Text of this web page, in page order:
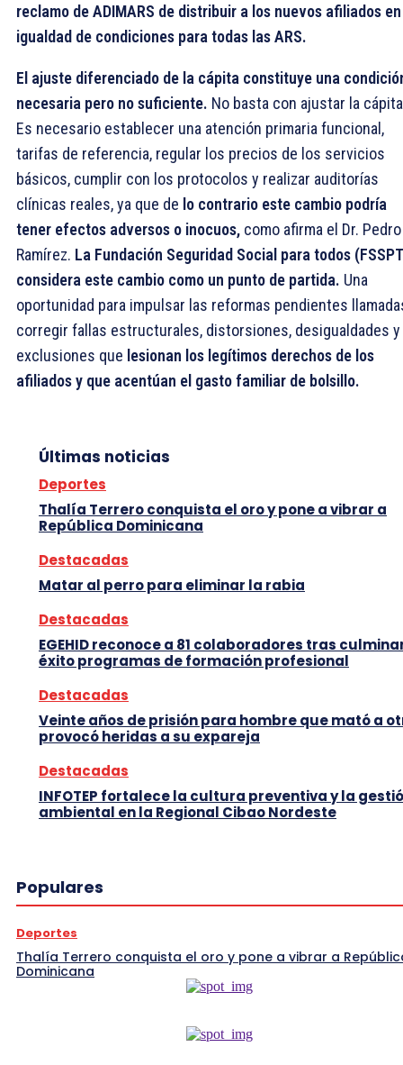
reclamo de ADIMARS de distribuir a los nuevos afiliados en
igualdad de condiciones para todas las ARS.
El ajuste diferenciado de la cápita constituye una
necesaria pero no suficiente. No basta con ajustar la
Es necesario establecer una atención primaria funcional,
tarifas de referencia, regular los precios de los servicios
básicos, cumplir con los protocolos y realizar auditorías
clínicas reales, ya que de lo contrario este cambio podría
tener efectos adversos o inocuos, como afirma el Dr. Pedro
Ramírez. La Fundación Seguridad Social para todos
considera este cambio como un punto de partida. Una
oportunidad para impulsar las reformas pendientes
corregir fallas estructurales, distorsiones, desigualdades y
exclusiones que lesionan los legítimos derechos de los
afiliados y que acentúan el gasto familiar de bolsillo.
Últimas noticias
Deportes
Thalía Terrero conquista el oro y pone a vibrar a
República Dominicana
Destacadas
Matar al perro para eliminar la rabia
Destacadas
EGEHID reconoce a 81 colaboradores tras
éxito programas de formación profesional
Destacadas
Veinte años de prisión para hombre que mató a
provocó heridas a su expareja
Destacadas
INFOTEP fortalece la cultura preventiva y la
ambiental en la Regional Cibao Nordeste
Populares
Deportes
Thalía Terrero conquista el oro y pone a vibrar a
Dominicana